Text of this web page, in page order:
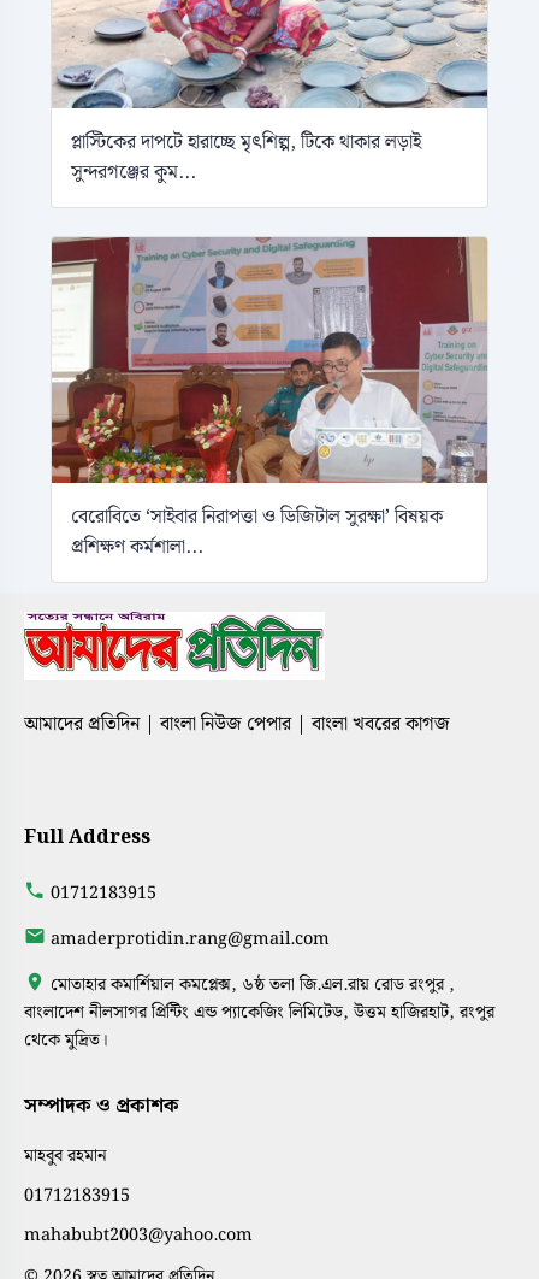
প্লাস্টিকের দাপটে হারাচ্ছে মৃৎশিল্প, টিকে থাকার লড়াই
সুন্দরগঞ্জের কুম...
বেরোবিতে ‘সাইবার নিরাপত্তা ও ডিজিটাল সুরক্ষা’ বিষয়ক
প্রশিক্ষণ কর্মশালা...
আমাদের প্রতিদিন | বাংলা নিউজ পেপার | বাংলা খবরের কাগজ
Full Address
01712183915
amaderprotidin.rang@gmail.com
মোতাহার কমার্শিয়াল কমপ্লেক্স, ৬ষ্ঠ তলা জি.এল.রায় রোড রংপুর ,
বাংলাদেশ নীলসাগর প্রিন্টিং এন্ড প্যাকেজিং লিমিটেড, উত্তম হাজিরহাট, রংপুর
থেকে মুদ্রিত।
সম্পাদক ও প্রকাশক
মাহবুব রহমান
01712183915
mahabubt2003@yahoo.com